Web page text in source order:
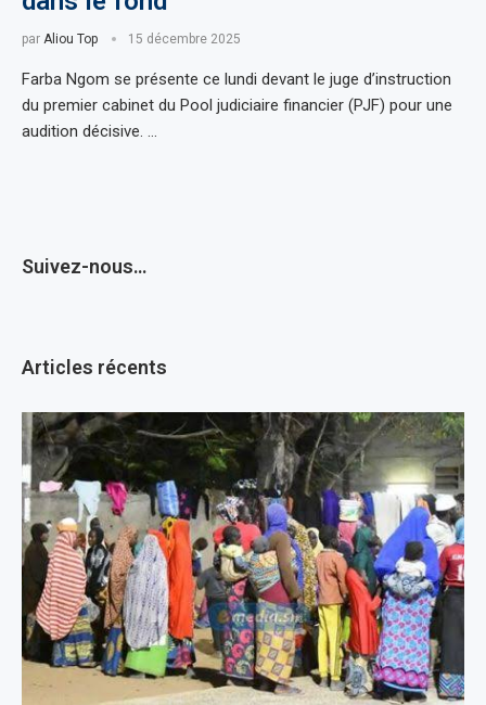
par Aliou Top 15 décembre 2025
Farba Ngom se présente ce lundi devant le juge d’instruction
du premier cabinet du Pool judiciaire financier (PJF) pour une
audition décisive. …
Suivez-nous…
Articles récents